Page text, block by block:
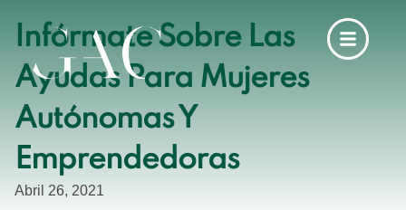
Infórmate Sobre Las
Ayudas Para Mujeres
Autónomas Y
Emprendedoras
Abril 26, 2021